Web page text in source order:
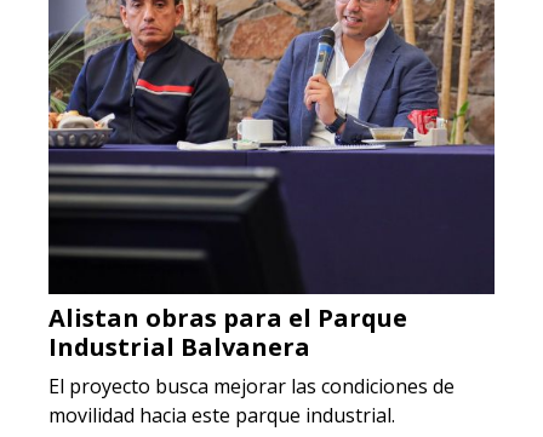
Alistan obras para el Parque
Industrial Balvanera
El proyecto busca mejorar las condiciones de
movilidad hacia este parque industrial.